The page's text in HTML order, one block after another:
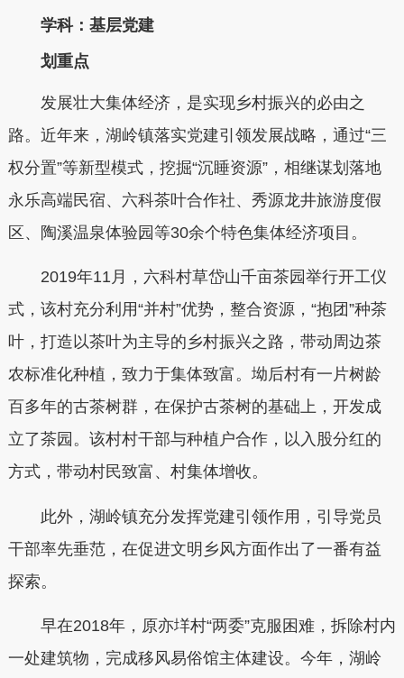
学科：基层党建
划重点
发展壮大集体经济，是实现乡村振兴的必由之
路。近年来，湖岭镇落实党建引领发展战略，通过“三
权分置”等新型模式，挖掘“沉睡资源”，相继谋划落地
永乐高端民宿、六科茶叶合作社、秀源龙井旅游度假
区、陶溪温泉体验园等30余个特色集体经济项目。
2019年11月，六科村草岱山千亩茶园举行开工仪
式，该村充分利用“并村”优势，整合资源，“抱团”种茶
叶，打造以茶叶为主导的乡村振兴之路，带动周边茶
农标准化种植，致力于集体致富。坳后村有一片树龄
百多年的古茶树群，在保护古茶树的基础上，开发成
立了茶园。该村村干部与种植户合作，以入股分红的
方式，带动村民致富、村集体增收。
此外，湖岭镇充分发挥党建引领作用，引导党员
干部率先垂范，在促进文明乡风方面作出了一番有益
探索。
早在2018年，原亦垟村“两委”克服困难，拆除村内
一处建筑物，完成移风易俗馆主体建设。今年，湖岭